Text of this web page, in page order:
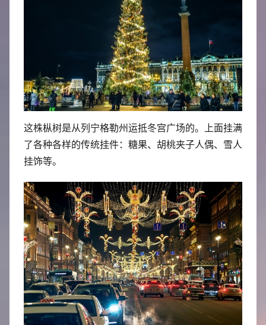
这株枞树是从列宁格勒州运抵冬宫广场的。上面挂满
了各种各样的传统挂件：糖果、胡桃夹子人偶、雪人
挂饰等。